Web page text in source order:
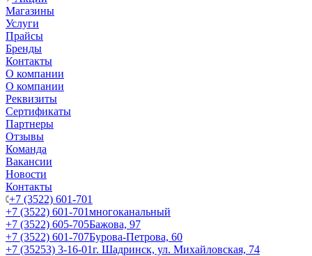
Магазины
Услуги
Прайсы
Бренды
Контакты
О компании
О компании
Реквизиты
Сертификаты
Партнеры
Отзывы
Команда
Вакансии
Новости
Контакты
+7 (3522) 601-701
+7 (3522) 601-701многоканальный
+7 (3522) 605-705Бажова, 97
+7 (3522) 601-707Бурова-Петрова, 60
+7 (35253) 3-16-01г. Шадринск, ул. Михайловская, 74